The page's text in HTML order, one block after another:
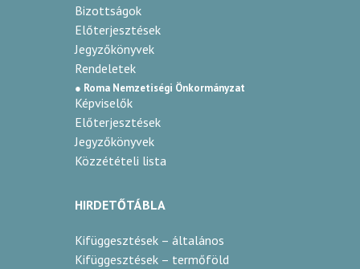
Bizottságok
Előterjesztések
Jegyzőkönyvek
Rendeletek
● Roma Nemzetiségi Önkormányzat
Képviselők
Előterjesztések
Jegyzőkönyvek
Közzétételi lista
HIRDETŐTÁBLA
Kifüggesztések – általános
Kifüggesztések – termőföld